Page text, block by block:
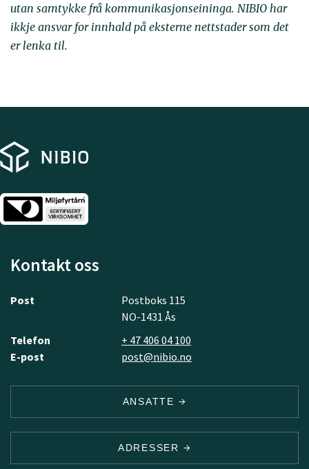
utan samtykke frå kommunikasjonseininga. NIBIO har
ikkje ansvar for innhald på eksterne nettstader som det
er lenka til.
Kontakt oss
Post
Postboks 115
NO-1431 Ås
Telefon
+ 47 406 04 100
E-post
post@nibio.no
ANSATTE
ADRESSER